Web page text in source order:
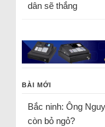
dân sẽ thắng
BÀI MỚI
Bắc ninh: Ông
còn bỏ ngỏ?